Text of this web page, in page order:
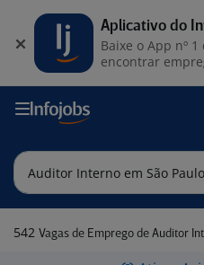
542 Vagas de Emprego de Auditor
Aplicativo do
Baixe o App nº
encontrar